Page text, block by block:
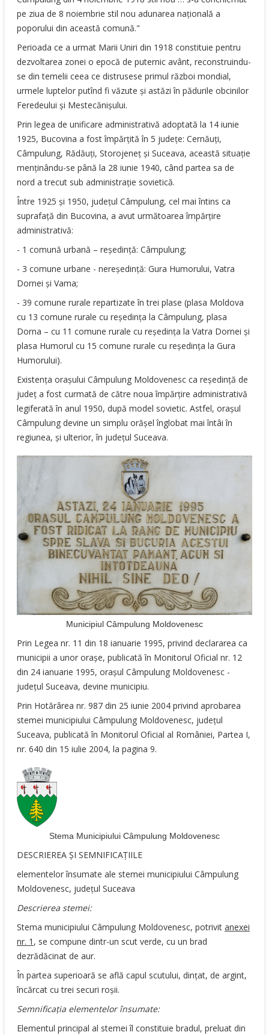
pe ziua de 8 noiembrie stil nou adunarea naţională a
poporului din această comună."
Perioada ce a urmat Marii Uniri din 1918 constituie pentru
dezvoltarea zonei o epocă de puternic avânt, reconstruindu-
se din temelii ceea ce distrusese primul război mondial,
urmele luptelor putînd fi văzute şi astăzi în pădurile obcinilor
Feredeului şi Mestecănişului.
Prin legea de unificare administrativă adoptată la 14 iunie
1925, Bucovina a fost împărţită în 5 judeţe: Cernăuţi,
Câmpulung, Rădăuţi, Storojeneţ şi Suceava, această situaţie
menţinându-se până la 28 iunie 1940, când partea sa de
nord a trecut sub administraţie sovietică.
Între 1925 şi 1950, judeţul Câmpulung, cel mai întins ca
suprafaţă din Bucovina, a avut următoarea împărţire
administrativă:
- 1 comună urbană – reşedinţă: Câmpulung;
- 3 comune urbane - nereşedinţă: Gura Humorului, Vatra
Dornei şi Vama;
- 39 comune rurale repartizate în trei plase (plasa Moldova
cu 13 comune rurale cu reşedinţa la Câmpulung, plasa
Dorna – cu 11 comune rurale cu reşedinţa la Vatra Dornei şi
plasa Humorul cu 15 comune rurale cu reşedinţa la Gura
Humorului).
Existenţa oraşului Câmpulung Moldovenesc ca reşedinţă de
judeţ a fost curmată de către noua împărţire administrativă
legiferată în anul 1950, după model sovietic. Astfel, oraşul
Câmpulung devine un simplu orăşel înglobat mai întâi în
regiunea, şi ulterior, în judeţul Suceava.
Municipiul Câmpulung Moldovenesc
Prin Legea nr. 11 din 18 ianuarie 1995, privind declararea ca
municipii a unor orașe, publicată în Monitorul Oficial nr. 12
din 24 ianuarie 1995, orașul Câmpulung Moldovenesc -
județul Suceava, devine municipiu.
Prin Hotărârea nr. 987 din 25 iunie 2004 privind aprobarea
stemei municipiului Câmpulung Moldovenesc, judeţul
Suceava, publicată în Monitorul Oficial al României, Partea I,
nr. 640 din 15 iulie 2004, la pagina 9.
Stema Municipiului Câmpulung Moldovenesc
DESCRIEREA ŞI SEMNIFICAŢIILE
elementelor însumate ale stemei municipiului Câmpulung
Moldovenesc, judeţul Suceava
Descrierea stemei:
Stema municipiului Câmpulung Moldovenesc, potrivit anexei
nr. 1 , se compune dintr-un scut verde, cu un brad
dezrădăcinat de aur.
În partea superioară se află capul scutului, dinţat, de argint,
încărcat cu trei securi roşii.
Semnificaţia elementelor însumate:
Elementul principal al stemei îl constituie bradul, preluat din